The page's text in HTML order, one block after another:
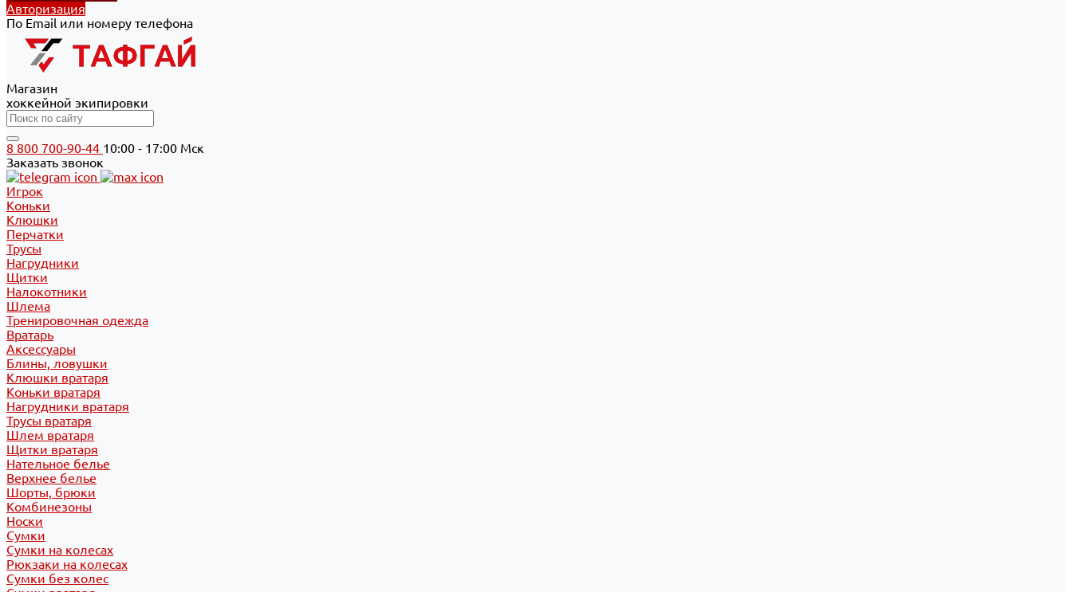
Авторизация
По Email или номеру телефона
Магазин
хоккейной экипировки
8 800 700-90-44 10:00 - 17:00 Мск
Заказать звонок
Игрок
Коньки
Клюшки
Перчатки
Трусы
Нагрудники
Щитки
Налокотники
Шлема
Тренировочная одежда
Вратарь
Аксессуары
Блины, ловушки
Клюшки вратаря
Коньки вратаря
Нагрудники вратаря
Трусы вратаря
Шлем вратаря
Щитки вратаря
Нательное белье
Верхнее белье
Шорты, брюки
Комбинезоны
Носки
Сумки
Сумки на колесах
Рюкзаки на колесах
Сумки без колес